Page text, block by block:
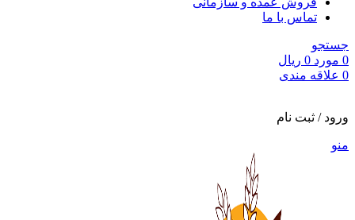
تماس با ما
جستجو
0 مورد 0 ریال
0 علاقه مندی
ورود / ثبت نام
منو